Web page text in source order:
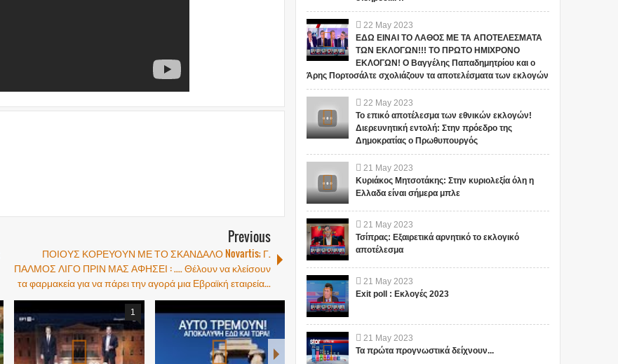
Previous
ΠΟΙΟΥΣ ΚΟΡΕΥΟΥΝ ΜΕ ΤΟ ΣΚΑΝΔΑΛΟ Novartis; Γ.
ΠΑΛΜΟΣ ΛΙΓΟ ΠΡΙΝ ΜΑΣ ΑΦΗΣΕΙ : .... Θέλουν να κλείσουν
τα φαρμακεία για να πάρει την αγορά μια Εβραϊκή εταιρεία...
1
22 May 2023
ΕΔΩ ΕΙΝΑΙ ΤΟ ΛΑΘΟΣ ΜΕ ΤΑ ΑΠΟΤΕΛΕΣΜΑΤΑ
ΤΩΝ ΕΚΛΟΓΩΝ!!! ΤΟ ΠΡΩΤΟ ΗΜΙΧΡΟΝΟ
ΕΚΛΟΓΩΝ! Ο Βαγγέλης Παπαδημητρίου και ο
Άρης Πορτοσάλτε σχολιάζουν τα αποτελέσματα των εκλογών
22 May 2023
Το επικό αποτέλεσμα των εθνικών εκλογών!
Διερευνητική εντολή: Στην πρόεδρο της
Δημοκρατίας ο Πρωθυπουργός
21 May 2023
Κυριάκος Μητσοτάκης: Στην κυριολεξία όλη η
Ελλαδα είναι σήμερα μπλε
21 May 2023
Τσίπρας: Εξαιρετικά αρνητικό το εκλογικό
αποτέλεσμα
21 May 2023
Exit poll : Εκλογές 2023
21 May 2023
Τα πρώτα προγνωστικά δείχνουν...